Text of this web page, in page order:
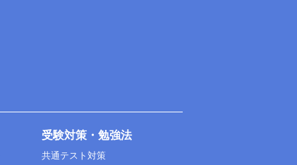
受験対策・勉強法
共通テスト対策